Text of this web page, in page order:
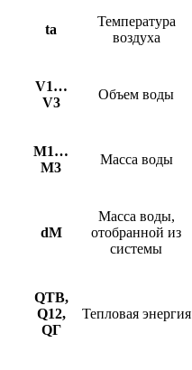
tа
Температура
воздуха
V1…
V3
Объем воды
М1…
М3
Масса воды
dМ
Масса воды,
отобранной из
системы
QТВ,
Q12,
QГ
Тепловая энергия